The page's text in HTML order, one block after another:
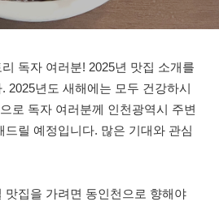
독자 여러분! 2025년 맛집 소개를
2025년도 새해에는 모두 건강하시
로 독자 여러분께 인천광역시 주변
드릴 예정입니다. 많은 기대와 관심
맛집을 가려면 동인천으로 향해야